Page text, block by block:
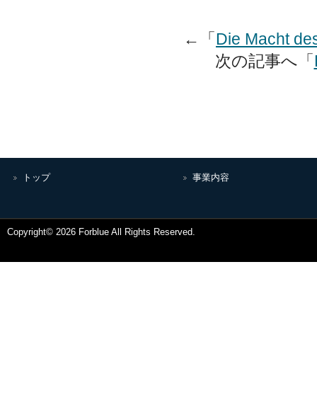
←「Die Macht
次の記事へ「
トップ 事業内容
Copyright© 2026 Forblue All Rights Reserved.